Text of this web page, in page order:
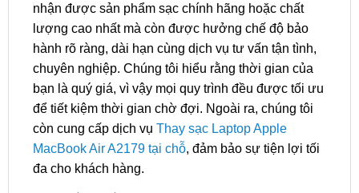
nhận được sản phẩm sạc chính hãng hoặc chất
lượng cao nhất mà còn được hưởng chế độ bảo
hành rõ ràng, dài hạn cùng dịch vụ tư vấn tận tình,
chuyên nghiệp. Chúng tôi hiểu rằng thời gian của
bạn là quý giá, vì vậy mọi quy trình đều được tối ưu
để tiết kiệm thời gian chờ đợi. Ngoài ra, chúng tôi
còn cung cấp dịch vụ Thay sạc Laptop Apple
MacBook Air A2179 tại chỗ, đảm bảo sự tiện lợi tối
đa cho khách hàng.